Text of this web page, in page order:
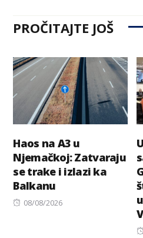
PROČITAJTE JOŠ
Haos na A3 u
Njemačkoj: Zatvaraju
se trake i izlazi ka
Balkanu
Posted
08/08/2026